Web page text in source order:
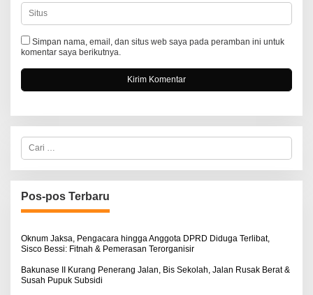
Simpan nama, email, dan situs web saya pada peramban ini untuk
komentar saya berikutnya.
C
r
i
u
n
u
:
Pos-pos Terbaru
Oknum Jaksa, Pengacara hingga Anggota DPRD Diduga Terlibat,
Sisco Bessi: Fitnah & Pemerasan Terorganisir
Bakunase II Kurang Penerang Jalan, Bis Sekolah, Jalan Rusak Berat &
Susah Pupuk Subsidi